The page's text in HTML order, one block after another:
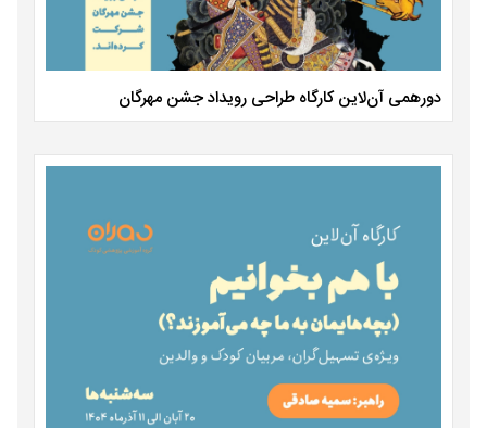
دورهمی آن‌لاین کارگاه طراحی رویداد جشن مهرگان